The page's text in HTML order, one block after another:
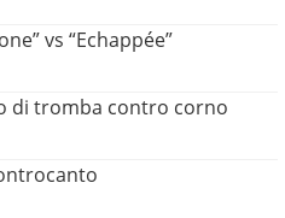
vs “Echappée”
di tromba contro corno